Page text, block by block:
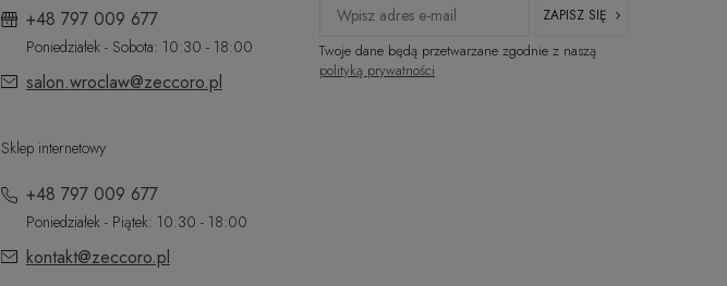
+48 797 009 677
Poniedziałek - Sobota: 10:30 - 18:00
salon.wroclaw@zeccoro.pl
Sklep internetowy
+48 797 009 677
Poniedziałek - Piątek: 10:30 - 18:00
kontakt@zeccoro.pl
ZAPISZ SIĘ
Twoje dane będą przetwarzane zgodnie z naszą
polityką prywatności